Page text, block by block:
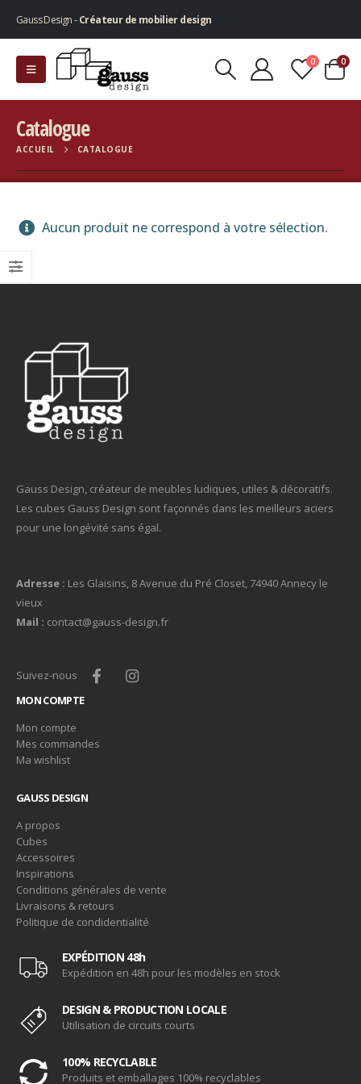
Gauss Design -Créateur de mobilier design
0 0
Catalogue
ACCUEIL CATALOGUE
Aucun produit ne correspond à votre sélection.
Gauss Design, créateur de meubles ludiques, utiles & décoratifs.
Les cubes Gauss Design sont façonnés dans les meilleurs aciers
pour une longévité sans égal.
Adresse : Les Glaisins, 8 Avenue du Pré Closet, 74940 Annecy le
vieux
Mail : contact@gauss-design.fr
Suivez-nous
MON COMPTE
Mon compte
Mes commandes
Ma wishlist
GAUSS DESIGN
A propos
Cubes
Accessoires
Inspirations
Conditions générales de vente
Livraisons & retours
Politique de condidentialité
EXPÉDITION 48h
Expédition en 48h pour les modèles en stock
DESIGN & PRODUCTION LOCALE
Utilisation de circuits courts
100% RECYCLABLE
Produits et emballages 100% recyclables